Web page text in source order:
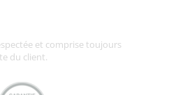
et comprise toujours
du client.